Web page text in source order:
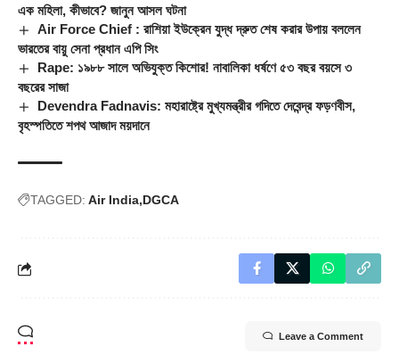
এক মহিলা, কীভাবে? জানুন আসল ঘটনা
Air Force Chief : রাশিয়া ইউক্রেন যুদ্ধ দ্রুত শেষ করার উপায় বললেন
ভারতের বায়ু সেনা প্রধান এপি সিং
Rape: ১৯৮৮ সালে অভিযুক্ত কিশোর! নাবালিকা ধর্ষণে ৫৩ বছর বয়সে ৩
বছরের সাজা
Devendra Fadnavis: মহারাষ্ট্রে মুখ্যমন্ত্রীর গদিতে দেবেন্দ্র ফড়ণবীস,
বৃহস্পতিতে শপথ আজাদ ময়দানে
TAGGED: Air India DGCA
Leave a Comment